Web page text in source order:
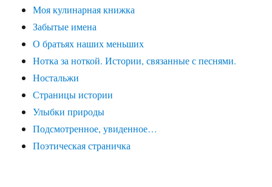
Моя кулинарная книжка
Забытые имена
О братьях наших меньших
Нотка за ноткой. Истории, связанные с песнями.
Ностальжи
Страницы истории
Улыбки природы
Подсмотренное, увиденное…
Поэтическая страничка